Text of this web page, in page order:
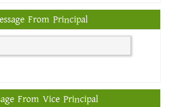
From Principal
From Vice Principal